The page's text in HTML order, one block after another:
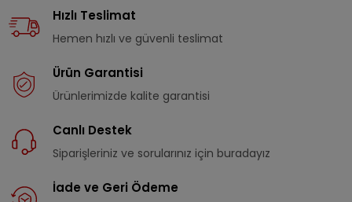
Hızlı Teslimat
Hemen hızlı ve güvenli teslimat
Ürün Garantisi
Ürünlerimizde kalite garantisi
Canlı Destek
Siparişleriniz ve sorularınız için buradayız
İade ve Geri Ödeme